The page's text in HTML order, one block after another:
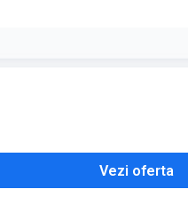
de e-mail
Vezi oferta